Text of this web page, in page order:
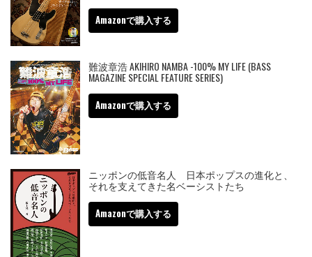
Amazonで購入する
難波章浩 AKIHIRO NAMBA -100% MY LIFE (BASS
MAGAZINE SPECIAL FEATURE SERIES)
Amazonで購入する
ニッポンの低音名人 日本ポップスの進化と、
それを支えてきた名ベーシストたち
Amazonで購入する